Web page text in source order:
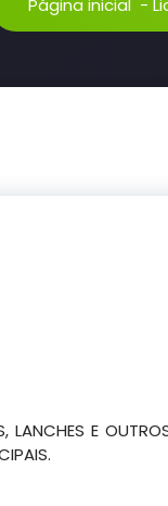
Página inicial -
LANCHES E